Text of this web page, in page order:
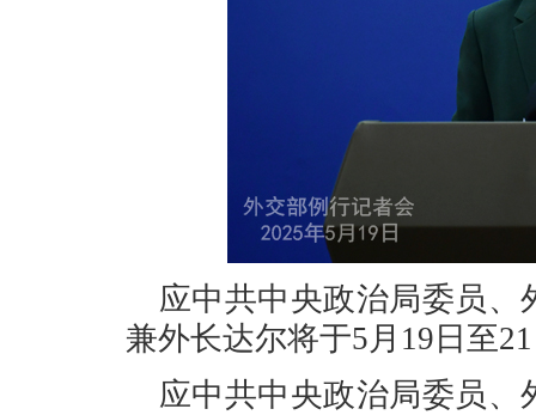
应中共中央政治局委员
兼外长达尔将于5月19日至
应中共中央政治局委员